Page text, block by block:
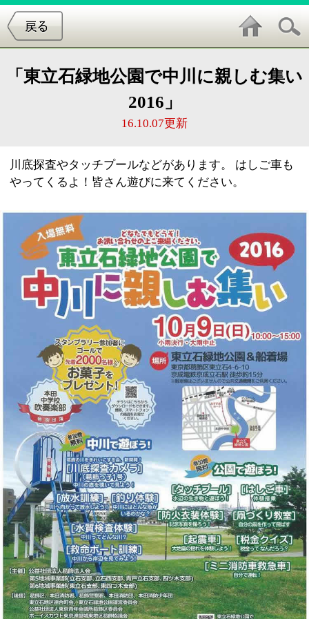
2016」
川底探査やタッチプールなどがあります。 はしご車も
やってくるよ！皆さん遊びに来てください。
このページの先頭へ
江戸川区時間 江東区時間 葛飾区時間
表示：PC|モバイル
© 2013 art blue Inc.